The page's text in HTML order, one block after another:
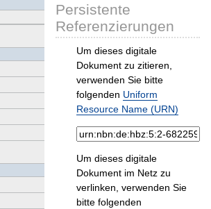
Persistente
Referenzierungen
Um dieses digitale
Dokument zu zitieren,
verwenden Sie bitte
folgenden Uniform
Resource Name (URN)
Um dieses digitale
Dokument im Netz zu
verlinken, verwenden Sie
bitte folgenden